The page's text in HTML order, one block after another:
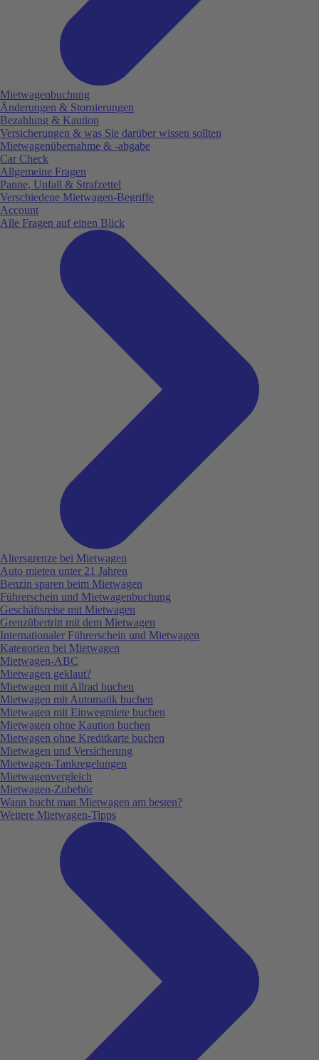
Mietwagenbuchung
Änderungen & Stornierungen
Bezahlung & Kaution
Versicherungen & was Sie darüber wissen sollten
Mietwagenübernahme & -abgabe
Car Check
Allgemeine Fragen
Panne, Unfall & Strafzettel
Verschiedene Mietwagen-Begriffe
Account
Alle Fragen auf einen Blick
Altersgrenze bei Mietwagen
Auto mieten unter 21 Jahren
Benzin sparen beim Mietwagen
Führerschein und Mietwagenbuchung
Geschäftsreise mit Mietwagen
Grenzübertritt mit dem Mietwagen
Internationaler Führerschein und Mietwagen
Kategorien bei Mietwagen
Mietwagen-ABC
Mietwagen geklaut?
Mietwagen mit Allrad buchen
Mietwagen mit Automatik buchen
Mietwagen mit Einwegmiete buchen
Mietwagen ohne Kaution buchen
Mietwagen ohne Kreditkarte buchen
Mietwagen und Versicherung
Mietwagen-Tankregelungen
Mietwagenvergleich
Mietwagen-Zubehör
Wann bucht man Mietwagen am besten?
Weitere Mietwagen-Tipps